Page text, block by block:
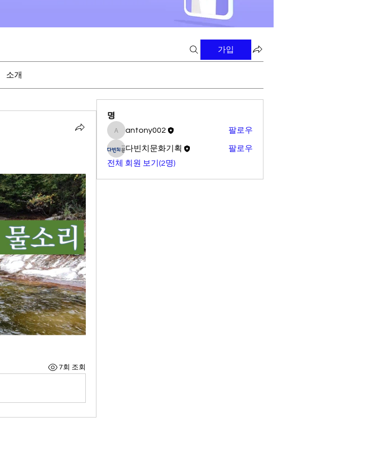
가입
소개
7회 조회
명
antony002
antony002 팔로우
다빈치문화기획
팔로우
전체 회원 보기(2명)